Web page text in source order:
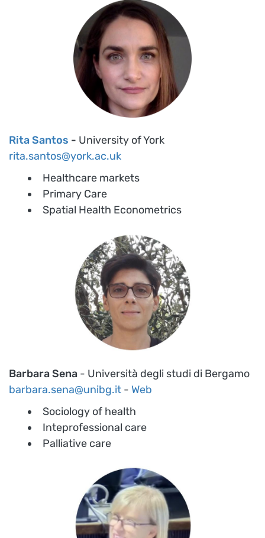
Rita Santos - University of York
rita.santos@york.ac.uk
Healthcare markets
Primary Care
Spatial Health Econometrics
Barbara Sena - Università degli studi di Bergamo
barbara.sena@unibg.it - Web
Sociology of health
Inteprofessional care
Palliative care